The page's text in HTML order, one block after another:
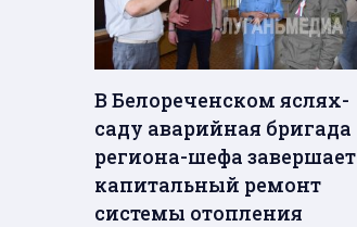
В Белореченском яслях-
саду аварийная бригада
региона-шефа завершает
капитальный ремонт
системы отопления